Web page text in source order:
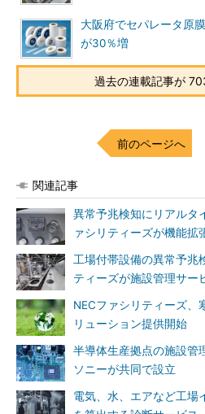
大阪府でセパレータ原
が30％増
過去の連載記事が
前のページへ
関連記事
異常予兆検知にリアルタ
ァシリティーズが機能拡
工場付帯設備の異常予兆
ティーズが施設管理サー
NECファシリティーズ、
リューション提供開始
半導体生産拠点の施設管
ソニーが共同で設立
電気、水、エアなど工場